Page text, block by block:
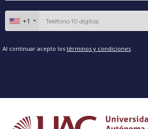
+1
Al continuar acepto los términos y condiciones